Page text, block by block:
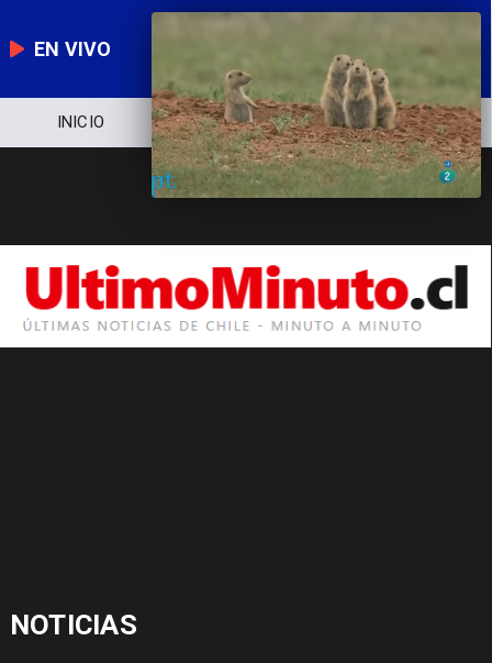
EN VIVO
INICIO NOTICIERO POLÍTICA
NOTICIAS